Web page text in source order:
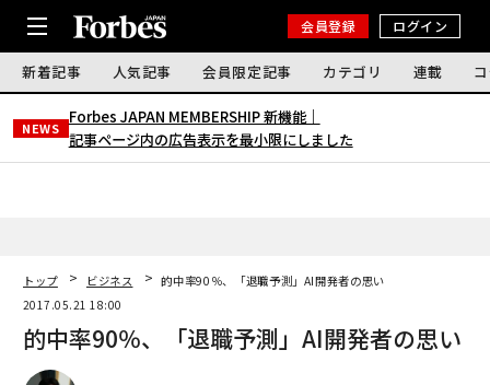
会員登録 ログイン
新着記事 人気記事 会員限定記事 カテゴリ 連載
NEWS
Forbes JAPAN MEMBERSHIP 新機能｜
記事ページ内の広告表示を最小限にしました
トップ ビジネス
的中率90％、「退職予測」AI開発者の思い
2017.05.21 18:00
的中率90％、「退職予測」AI開発者の思い